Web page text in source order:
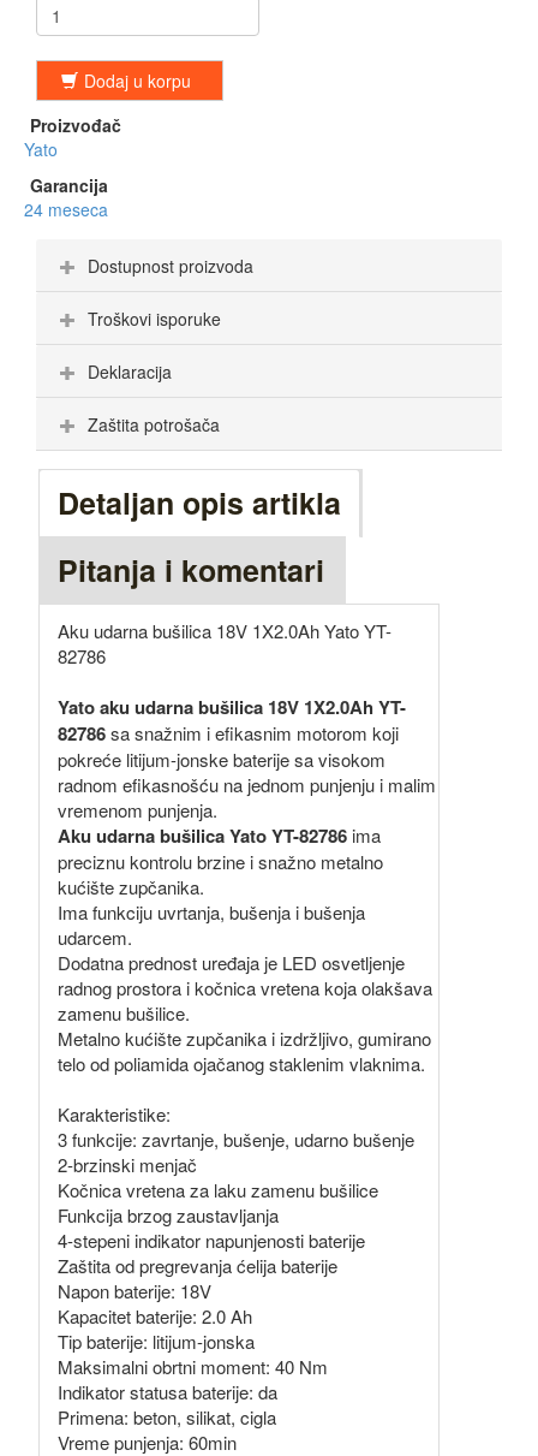
Dodaj u korpu
Proizvođač
Yato
Garancija
24 meseca
Dostupnost proizvoda
Troškovi isporuke
Deklaracija
Zaštita potrošača
Detaljan opis artikla
Pitanja i komentari
Aku udarna bušilica 18V 1X2.0Ah Yato YT-
82786
Yato aku udarna bušilica 18V 1X2.0Ah YT-
82786sa snažnim i efikasnim motorom koji
pokreće litijum-jonske baterije sa visokom
radnom efikasnošću na jednom punjenju i malim
vremenom punjenja.
Aku udarna bušilica Yato YT-82786 ima
preciznu kontrolu brzine i snažno metalno
kućište zupčanika.
Ima funkciju uvrtanja, bušenja i bušenja
udarcem.
Dodatna prednost uređaja je LED osvetljenje
radnog prostora i kočnica vretena koja olakšava
zamenu bušilice.
Metalno kućište zupčanika i izdržljivo, gumirano
telo od poliamida ojačanog staklenim vlaknima.
Karakteristike:
3 funkcije: zavrtanje, bušenje, udarno bušenje
2-brzinski menjač
Kočnica vretena za laku zamenu bušilice
Funkcija brzog zaustavljanja
4-stepeni indikator napunjenosti baterije
Zaštita od pregrevanja ćelija baterije
Napon baterije: 18V
Kapacitet baterije: 2.0 Ah
Tip baterije: litijum-jonska
Maksimalni obrtni moment: 40 Nm
Indikator statusa baterije: da
Primena: beton, silikat, cigla
Vreme punjenja: 60min